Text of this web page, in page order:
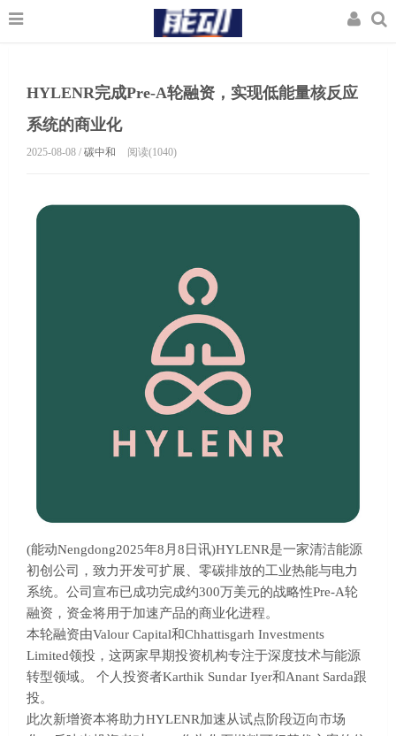
HYLENR完成Pre-A轮融资，实现低能量核反应
系统的商业化
2025-08-08 / 碳中和 阅读(1040)
(能动Nengdong2025年8月8日讯)HYLENR是一家清洁能源
初创公司，致力开发可扩展、零碳排放的工业热能与电力
系统。公司宣布已成功完成约300万美元的战略性Pre-A轮
融资，资金将用于加速产品的商业化进程。
本轮融资由Valour Capital和Chhattisgarh Investments
Limited领投，这两家早期投资机构专注于深度技术与能源
转型领域。 个人投资者Karthik Sundar Iyer和Anant Sarda跟
投。
此次新增资本将助力HYLENR加速从试点阶段迈向市场